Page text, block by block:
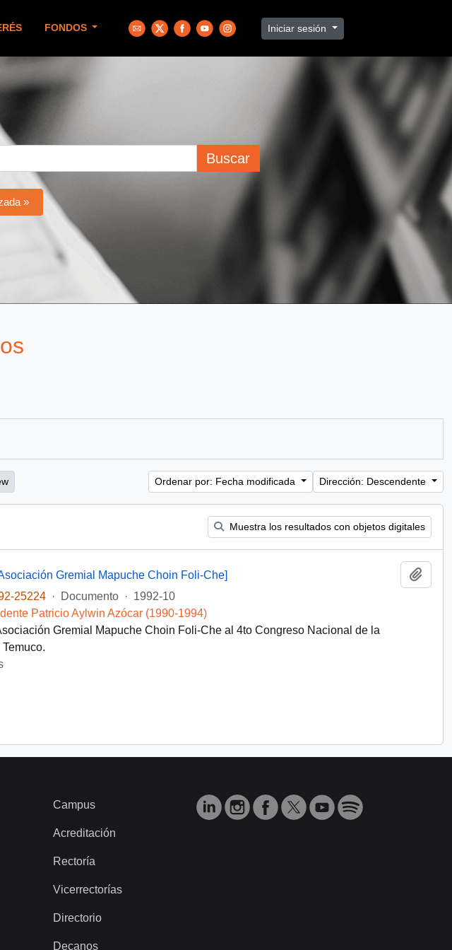
FONDOS Iniciar sesión
Buscar
»
Ordenar por: Fecha modificada Dirección: Descendente
Muestra los resultados con objetos digitales
Gremial Mapuche Choin Foli-Che]
25224
· Documento · 1992-10
Patricio Aylwin Azócar (1990-1994)
Gremial Mapuche Choin Foli-Che al 4to Congreso Nacional de la
Campus
Acreditación
Rectoría
Vicerrectorías
Directorio
Decanos